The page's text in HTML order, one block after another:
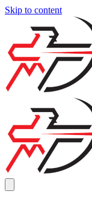
Skip to content